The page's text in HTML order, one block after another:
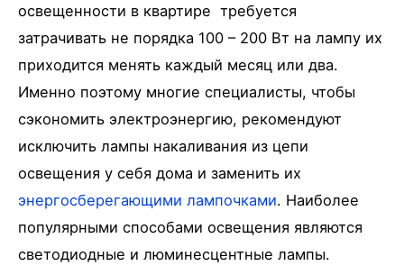
освещенности в квартире требуется
затрачивать не порядка 100 – 200 Вт на лампу их
приходится менять каждый месяц или два.
Именно поэтому многие специалисты, чтобы
сэкономить электроэнергию, рекомендуют
исключить лампы накаливания из цепи
освещения у себя дома и заменить их
энергосберегающими лампочками. Наиболее
популярными способами освещения являются
светодиодные и люминесцентные лампы.